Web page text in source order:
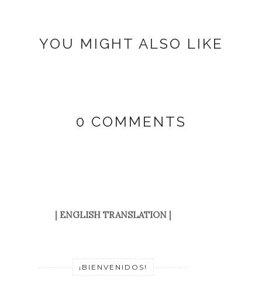
YOU MIGHT ALSO LIKE
0 COMMENTS
| ENGLISH TRANSLATION|
¡BIENVENIDOS!